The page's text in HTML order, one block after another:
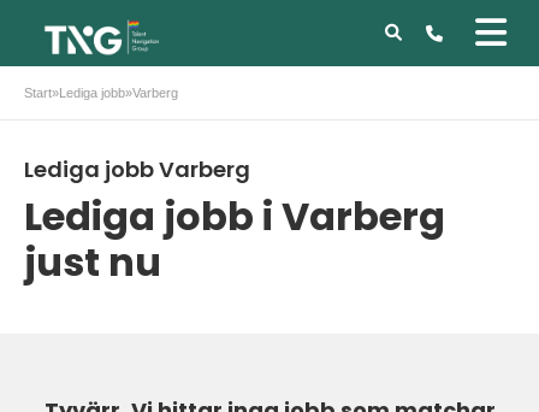
Start»Lediga jobb»Varberg
Lediga jobb Varberg
Lediga jobb i Varberg
just nu